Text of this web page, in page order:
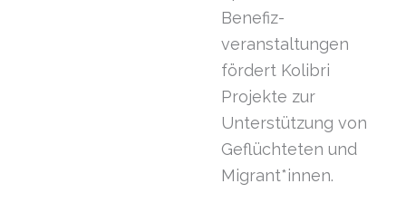
Benefiz­
veranstaltungen
fördert Kolibri
Projekte zur
Unterstützung von
Geflüchteten und
Migrant*innen.